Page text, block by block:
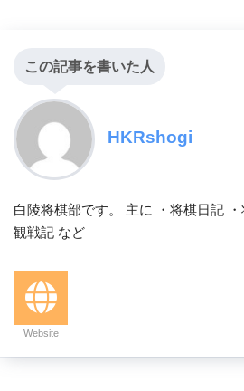
この記事を書いた人
HKRshogi
白陵将棋部です。 主に ・将棋日記
観戦記 など
Website